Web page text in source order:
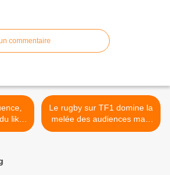
commentaire
like,
à
Le rugby sur TF1 domine la
melée des audiences mais
bonne poussée de la fiction